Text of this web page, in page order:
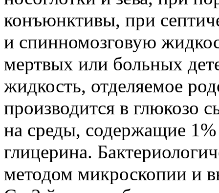
конъюнктивы, при
и спинномозговую
мертвых или больных
жидкость, отделяемое
производится в глюкозо
на среды, содержащие
глицерина.
методом микроскопии и